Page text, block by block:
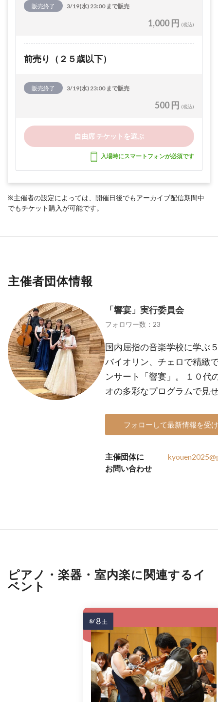
販売終了 3/19(水) 23:00 まで販売
1,000 円 (税込)
前売り（２５歳以下）
販売終了 3/19(水) 23:00 まで販売
500 円 (税込)
自由席 チケットを選ぶ
入場時にスマートフォンが必須です
※主催者の設定によっては、開催日後でもアーカイブ配信期間中
でもチケット購入が可能です。
主催者団体情報
「響宴」実行委員会
フォロワー数：23
国内屈指の音楽学校に学ぶ
バイオリン、チェロで精緻
ンサート「響宴」。 １０代
オの多彩なプログラムで
フォローして最新情報を受
主催団体に
お問い合わせ
ピアノ・楽器・室内楽に関連するイ
ベント
8/ 8土